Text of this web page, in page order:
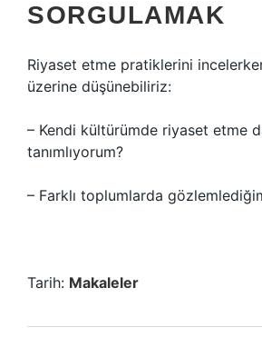
SORGULAMAK
Riyaset etme pratiklerini
üzerine düşünebiliriz:
– Kendi kültürümde riyaset etme
tanımlıyorum?
– Farklı toplumlarda
Tarih: Makaleler